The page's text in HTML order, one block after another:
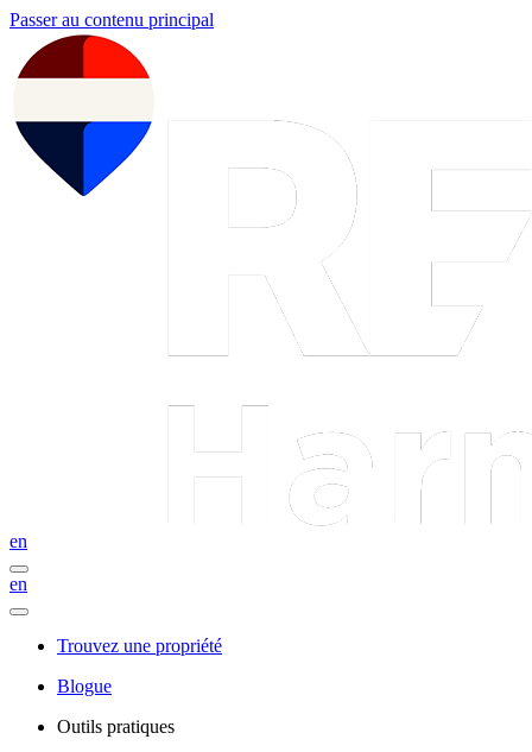
Passer au contenu principal
en
en
Trouvez une propriété
Blogue
Outils pratiques